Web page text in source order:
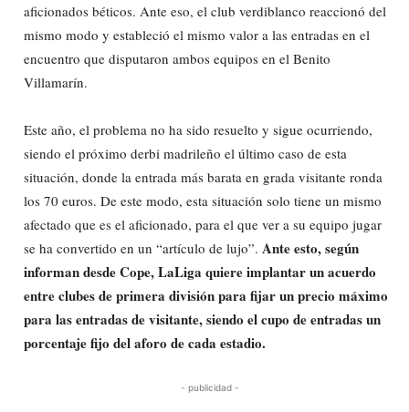
aficionados béticos. Ante eso, el club verdiblanco reaccionó del
mismo modo y estableció el mismo valor a las entradas en el
encuentro que disputaron ambos equipos en el Benito
Villamarín.
Este año, el problema no ha sido resuelto y sigue ocurriendo,
siendo el próximo derbi madrileño el último caso de esta
situación, donde la entrada más barata en grada visitante ronda
los 70 euros. De este modo, esta situación solo tiene un mismo
afectado que es el aficionado, para el que ver a su equipo jugar
se ha convertido en un “artículo de lujo”. Ante esto, según
informan desde Cope, LaLiga quiere implantar un acuerdo
entre clubes de primera división para fijar un precio máximo
para las entradas de visitante, siendo el cupo de entradas un
porcentaje fijo del aforo de cada estadio.
- publicidad -